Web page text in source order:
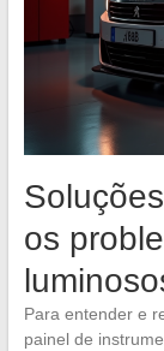
os
Para entender e
painel de